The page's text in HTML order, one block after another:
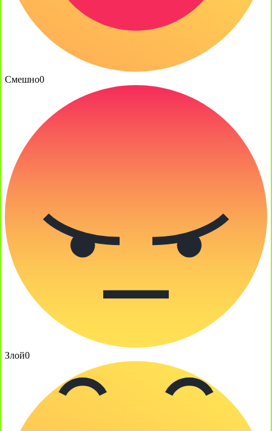
Смешно0
Злой0